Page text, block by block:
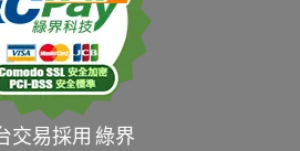
交易採用 綠界